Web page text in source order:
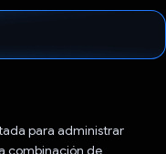
para administrar
combinación de